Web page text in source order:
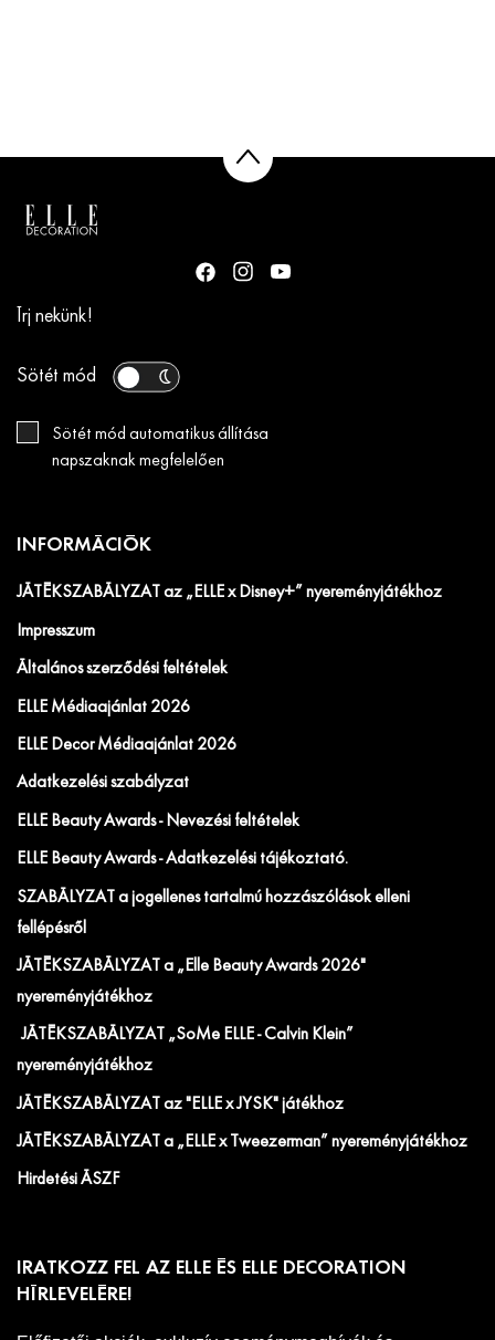
Írj nekünk!
Sötét mód
Sötét mód automatikus állítása
napszaknak megfelelően
INFORMÁCIÓK
JÁTÉKSZABÁLYZAT az „ELLE x Disney+” nyereményjátékhoz
Impresszum
Általános szerződési feltételek
ELLE Médiaajánlat 2026
ELLE Decor Médiaajánlat 2026
Adatkezelési szabályzat
ELLE Beauty Awards - Nevezési feltételek
ELLE Beauty Awards - Adatkezelési tájékoztató.
SZABÁLYZAT a jogellenes tartalmú hozzászólások elleni
fellépésről
JÁTÉKSZABÁLYZAT a „Elle Beauty Awards 2026"
nyereményjátékhoz
JÁTÉKSZABÁLYZAT „SoMe ELLE - Calvin Klein”
nyereményjátékhoz
JÁTÉKSZABÁLYZAT az "ELLE x JYSK" játékhoz
JÁTÉKSZABÁLYZAT a „ELLE x Tweezerman” nyereményjátékhoz
Hirdetési ÁSZF
IRATKOZZ FEL AZ ELLE ÉS ELLE DECORATION
HÍRLEVELÉRE!